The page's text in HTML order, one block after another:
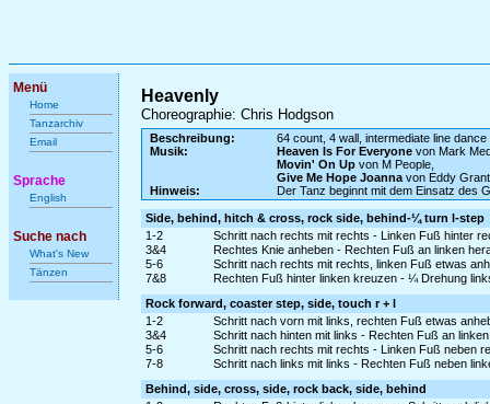
Menü
Home
Tanzarchiv
Email
Sprache
English
Suche nach
What's New
Tänzen
Heavenly
Choreographie: Chris Hodgson
Beschreibung:
64 count, 4 wall, intermediate line dance
Musik:
Heaven Is For Everyonevon Mark
Movin' On Upvon M People,
Give Me Hope Joannavon Eddy Grant
Hinweis:
Der Tanz beginnt mit dem Einsatz des
Side, behind, hitch & cross, rock side, behind-¼ turn l-step
1-2
Schritt nach rechts mit rechts - Linken Fuß hinter
3&4
Rechtes Knie anheben - Rechten Fuß an linken
5-6
Schritt nach rechts mit rechts, linken Fuß etwas
7&8
Rechten Fuß hinter linken kreuzen - ¼ Drehung
Rock forward, coaster step, side, touch r + l
1-2
Schritt nach vorn mit links, rechten Fuß etwas
3&4
Schritt nach hinten mit links - Rechten Fuß an
5-6
Schritt nach rechts mit rechts - Linken Fuß neben
7-8
Schritt nach links mit links - Rechten Fuß neben
Behind, side, cross, side, rock back, side, behind